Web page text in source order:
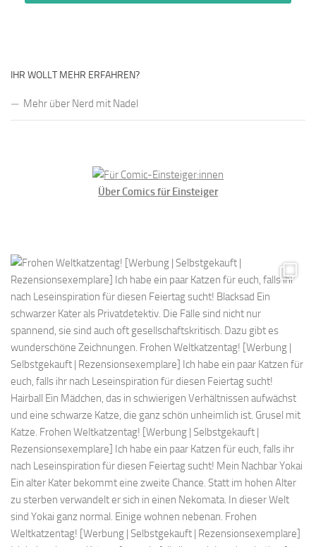
IHR WOLLT MEHR ERFAHREN?
Mehr über Nerd mit Nadel
Über Comics für Einsteiger